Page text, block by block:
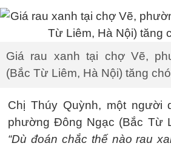
Giá rau xanh tại chợ Vẽ,
(Bắc Từ Liêm, Hà Nội) tăng
Chị Thúy Quỳnh, một người
phường Đông Ngạc (Bắc Từ
“Dù đoán chắc thế nào rau